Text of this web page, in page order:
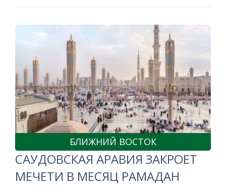
БЛИЖНИЙ ВОСТОК
САУДОВСКАЯ АРАВИЯ ЗАКРОЕТ
МЕЧЕТИ В МЕСЯЦ РАМАДАН